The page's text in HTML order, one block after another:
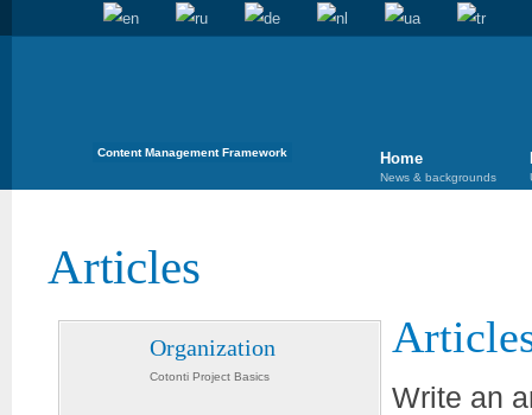
Content Management Framework Home
News & backgrounds
Articles
Organization
Cotonti Project Basics
Write an